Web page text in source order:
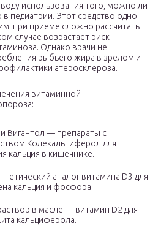
использования того, можно ли
педиатрии. Этот средство одно
при приеме сложно рассчитать
случае возрастает риск
Однако врачи не
рыбьего жира в зрелом и
атеросклероза.
витаминной
Вигантол — препараты с
Колекальциферол для
кальция в кишечнике.
аналог витамина D3 для
кальция и фосфора.
в масле — витамин D2 для
кальциферола.